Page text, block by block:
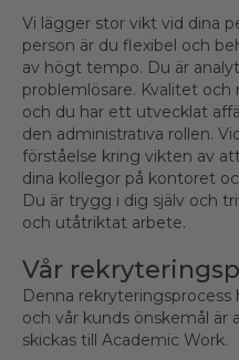
Vi lägger stor vikt vid dina
person är du flexibel och
av högt tempo. Du är
problemlösare. Kvalitet
och du har ett utvecklat
den administrativa rollen.
förståelse kring vikten av
dina kollegor på kontoret
Du är trygg i dig själv och
och utåtriktat arbete.
Vår
Denna rekryteringsprocess
och vår kunds önskemål är
skickas till Academic Work.